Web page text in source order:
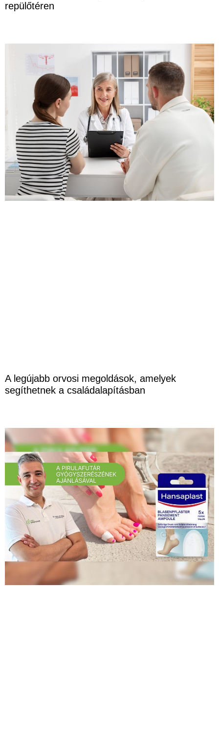
repülőtéren
A legújabb orvosi megoldások, amelyek
segíthetnek a családalapításban